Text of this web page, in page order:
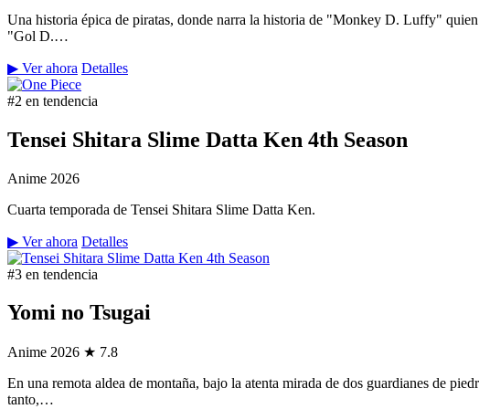
Una historia épica de piratas, donde narra la historia de "Monkey D. Luffy"
"Gol D.…
▶ Ver ahora Detalles
#2 en tendencia
Tensei Shitara Slime Datta Ken 4th Season
Anime 2026
Cuarta temporada de Tensei Shitara Slime Datta Ken.
▶ Ver ahora Detalles
#3 en tendencia
Yomi no Tsugai
Anime 2026 ★ 7.8
En una remota aldea de montaña, bajo la atenta mirada de dos guardianes de
tanto,…